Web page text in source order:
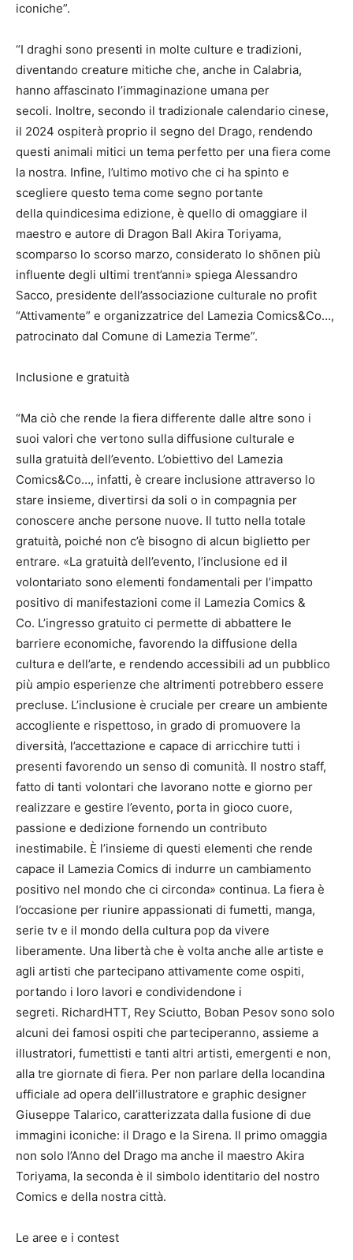
iconiche”.
“I draghi sono presenti in molte culture e tradizioni,
diventando creature mitiche che, anche in Calabria,
hanno affascinato l’immaginazione umana per
secoli. Inoltre, secondo il tradizionale calendario cinese,
il 2024 ospiterà proprio il segno del Drago, rendendo
questi animali mitici un tema perfetto per una fiera come
la nostra. Infine, l’ultimo motivo che ci ha spinto e
scegliere questo tema come segno portante
della quindicesima edizione, è quello di omaggiare il
maestro e autore di Dragon Ball Akira Toriyama,
scomparso lo scorso marzo, considerato lo shōnen più
influente degli ultimi trent’anni» spiega Alessandro
Sacco, presidente dell’associazione culturale no profit
“Attivamente” e organizzatrice del Lamezia Comics&Co…,
patrocinato dal Comune di Lamezia Terme”.
Inclusione e gratuità
“Ma ciò che rende la fiera differente dalle altre sono i
suoi valori che vertono sulla diffusione culturale e
sulla gratuità dell’evento. L’obiettivo del Lamezia
Comics&Co…, infatti, è creare inclusione attraverso lo
stare insieme, divertirsi da soli o in compagnia per
conoscere anche persone nuove. Il tutto nella totale
gratuità, poiché non c’è bisogno di alcun biglietto per
entrare. «La gratuità dell’evento, l’inclusione ed il
volontariato sono elementi fondamentali per l’impatto
positivo di manifestazioni come il Lamezia Comics &
Co. L’ingresso gratuito ci permette di abbattere le
barriere economiche, favorendo la diffusione della
cultura e dell’arte, e rendendo accessibili ad un pubblico
più ampio esperienze che altrimenti potrebbero essere
precluse. L’inclusione è cruciale per creare un ambiente
accogliente e rispettoso, in grado di promuovere la
diversità, l’accettazione e capace di arricchire tutti i
presenti favorendo un senso di comunità. Il nostro staff,
fatto di tanti volontari che lavorano notte e giorno per
realizzare e gestire l’evento, porta in gioco cuore,
passione e dedizione fornendo un contributo
inestimabile. È l’insieme di questi elementi che rende
capace il Lamezia Comics di indurre un cambiamento
positivo nel mondo che ci circonda» continua. La fiera è
l’occasione per riunire appassionati di fumetti, manga,
serie tv e il mondo della cultura pop da vivere
liberamente. Una libertà che è volta anche alle artiste e
agli artisti che partecipano attivamente come ospiti,
portando i loro lavori e condividendone i
segreti. RichardHTT, Rey Sciutto, Boban Pesov sono solo
alcuni dei famosi ospiti che parteciperanno, assieme a
illustratori, fumettisti e tanti altri artisti, emergenti e non,
alla tre giornate di fiera. Per non parlare della locandina
ufficiale ad opera dell’illustratore e graphic designer
Giuseppe Talarico, caratterizzata dalla fusione di due
immagini iconiche: il Drago e la Sirena. Il primo omaggia
non solo l’Anno del Drago ma anche il maestro Akira
Toriyama, la seconda è il simbolo identitario del nostro
Comics e della nostra città.
Le aree e i contest